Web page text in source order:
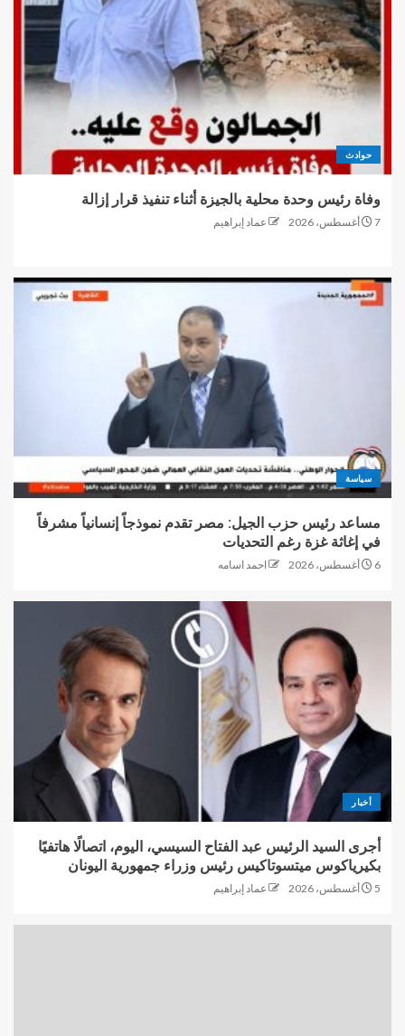
حوادث
وفاة رئيس وحدة محلية بالجيزة أثناء تنفيذ قرار إزالة
7 أغسطس، 2026 عماد إبراهيم
سياسة
مساعد رئيس حزب الجيل: مصر تقدم نموذجاً إنسانياً مشرفاً
في إغاثة غزة رغم التحديات
6 أغسطس، 2026 احمد اسامه
أخبار
أجرى السيد الرئيس عبد الفتاح السيسي، اليوم، اتصالًا هاتفيًا
بكيرياكوس ميتسوتاكيس رئيس وزراء جمهورية اليونان
5 أغسطس، 2026 عماد إبراهيم